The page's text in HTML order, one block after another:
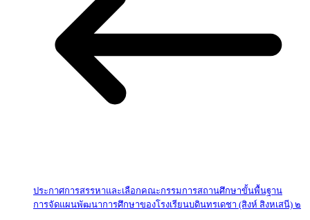
ประกาศการสรรหาและเลือกคณะกรรมการสถานศึกษาขั้นพื้นฐาน
การจัดแผนพัฒนาการศึกษาของโรงเรียนบดินทรเดชา (สิงห์ สิงหเสนี) ๒